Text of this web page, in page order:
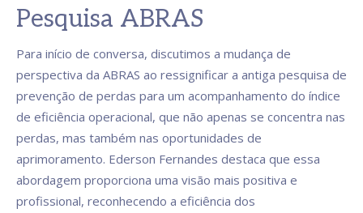
Pesquisa ABRAS
Para início de conversa, discutimos a mudança de
perspectiva da ABRAS ao ressignificar a antiga pesquisa de
prevenção de perdas para um acompanhamento do índice
de eficiência operacional, que não apenas se concentra nas
perdas, mas também nas oportunidades de
aprimoramento. Ederson Fernandes destaca que essa
abordagem proporciona uma visão mais positiva e
profissional, reconhecendo a eficiência dos